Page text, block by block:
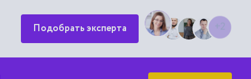
Подобрать эксперта +2